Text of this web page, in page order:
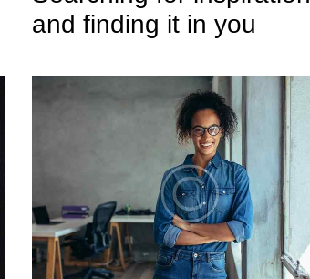
and finding it in you